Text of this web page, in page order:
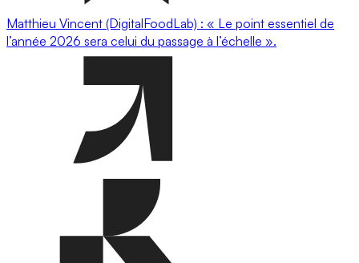
Matthieu Vincent (DigitalFoodLab) : « Le point essentiel de
l’année 2026 sera celui du passage à l’échelle ».